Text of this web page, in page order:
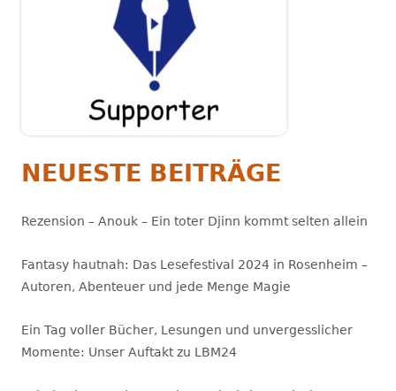
NEUESTE BEITRÄGE
Rezension – Anouk – Ein toter Djinn kommt selten allein
Fantasy hautnah: Das Lesefestival 2024 in Rosenheim –
Autoren, Abenteuer und jede Menge Magie
Ein Tag voller Bücher, Lesungen und unvergesslicher
Momente: Unser Auftakt zu LBM24